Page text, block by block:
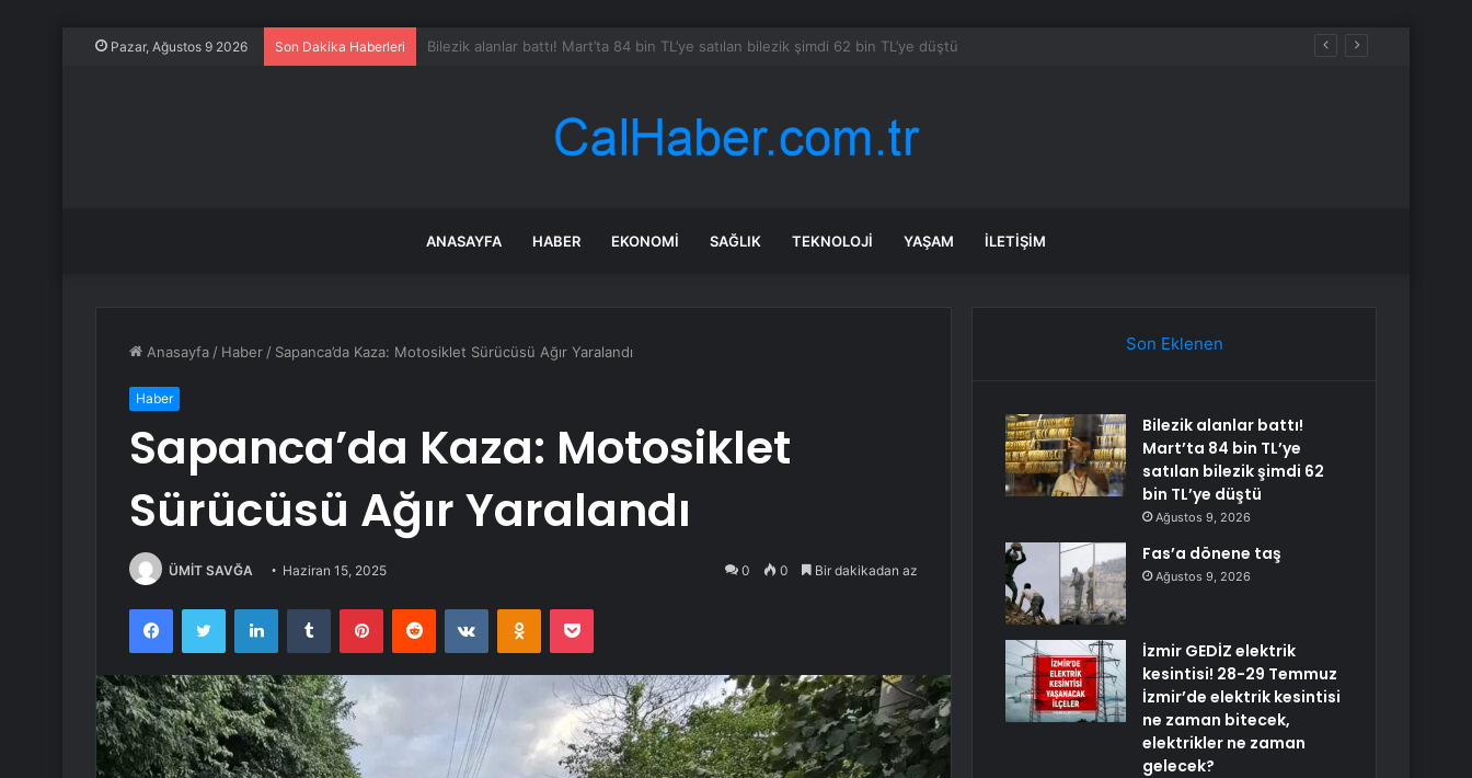
Pazar, Ağustos 9 2026 Son Dakika Haberleri Fas’a dönene taş
ANASAYFA HABER EKONOMI SAĞLIK TEKNOLOJI YAŞAM İLETIŞIM
Anasayfa / Haber / Sapanca’da Kaza: Motosiklet Sürücüsü Ağır Yaralandı
Haber
Sapanca’da Kaza: Motosiklet
Sürücüsü Ağır Yaralandı
ÜMİT SAVĞA Haziran 15, 2025 0 0 Bir dakikadan az
FacebookTwitter LinkedInTumblr PinterestReddit VKontakteOdnoklassniki
Pocket
Son Eklenen
Bilezik alanlar battı!
Mart’ta 84 bin TL’ye
satılan bilezik şimdi 62
bin TL’ye düştü
Ağustos 9, 2026
Fas’a dönene taş
Ağustos 9, 2026
İzmir GEDİZ elektrik
kesintisi! 28-29 Temmuz
İzmir’de elektrik kesintisi
ne zaman bitecek,
elektrikler ne zaman
gelecek?